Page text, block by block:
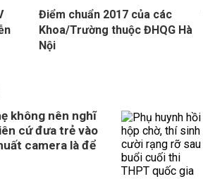
Điểm chuẩn 2017 của các
Khoa/Trường thuộc ĐHQG Hà
Nội
không nên nghĩ
cứ đưa trẻ vào
camera là để